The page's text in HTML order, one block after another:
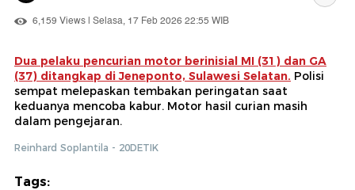
6,159 Views | Selasa, 17 Feb 2026 22:55 WIB
Dua pelaku pencurian motor berinisial MI (31) dan GA
(37) ditangkap di Jeneponto, Sulawesi Selatan. Polisi
sempat melepaskan tembakan peringatan saat
keduanya mencoba kabur. Motor hasil curian masih
dalam pengejaran.
Reinhard Soplantila - 20DETIK
Tags: